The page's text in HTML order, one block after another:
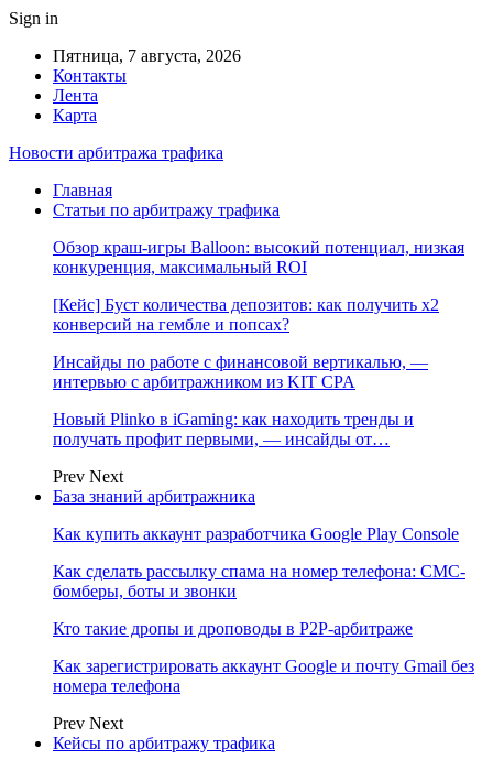
Sign in
Пятница, 7 августа, 2026
Контакты
Лента
Карта
Новости арбитража трафика
Главная
Статьи по арбитражу трафика
Обзор краш-игры Balloon: высокий потенциал, низкая
конкуренция, максимальный ROI
[Кейс] Буст количества депозитов: как получить х2
конверсий на гембле и попсах?
Инсайды по работе с финансовой вертикалью, —
интервью с арбитражником из KIT CPA
Новый Plinko в iGaming: как находить тренды и
получать профит первыми, — инсайды от…
Prev Next
База знаний арбитражника
Как купить аккаунт разработчика Google Play Console
Как сделать рассылку спама на номер телефона: СМС-
бомберы, боты и звонки
Кто такие дропы и дроповоды в P2P-арбитраже
Как зарегистрировать аккаунт Google и почту Gmail без
номера телефона
Prev Next
Кейсы по арбитражу трафика